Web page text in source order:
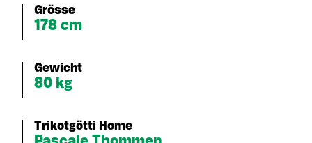
Grösse
178 cm
Gewicht
80 kg
Trikotgötti Home